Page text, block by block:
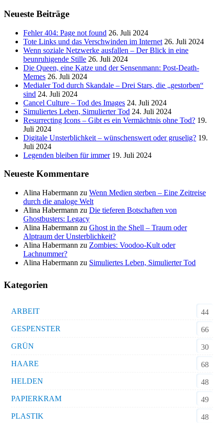
Neueste Beiträge
Fehler 404: Page not found 26. Juli 2024
Tote Links und das Verschwinden im Internet 26. Juli 2024
Wenn soziale Netzwerke ausfallen – Der Blick in eine
beunruhigende Stille 26. Juli 2024
Die Queen, eine Katze und der Sensenmann: Post-Death-
Memes 26. Juli 2024
Medialer Tod durch Skandale – Drei Stars, die „gestorben“
sind 24. Juli 2024
Cancel Culture – Tod des Images 24. Juli 2024
Simuliertes Leben, Simulierter Tod 24. Juli 2024
Resurrecting Icons – Gibt es ein Vermächtnis ohne Tod? 19.
Juli 2024
Digitale Unsterblichkeit – wünschenswert oder gruselig? 19.
Juli 2024
Legenden bleiben für immer 19. Juli 2024
Neueste Kommentare
Alina Habermann zu Wenn Medien sterben – Eine Zeitreise
durch die analoge Welt
Alina Habermann zu Die tieferen Botschaften von
Ghostbusters: Legacy
Alina Habermann zu Ghost in the Shell – Traum oder
Alptraum der Unsterblichkeit?
Alina Habermann zu Zombies: Voodoo-Kult oder
Lachnummer?
Alina Habermann zu Simuliertes Leben, Simulierter Tod
Kategorien
ARBEIT
44
GESPENSTER
66
GRÜN
30
HAARE
68
HELDEN
48
PAPIERKRAM
49
PLASTIK
48